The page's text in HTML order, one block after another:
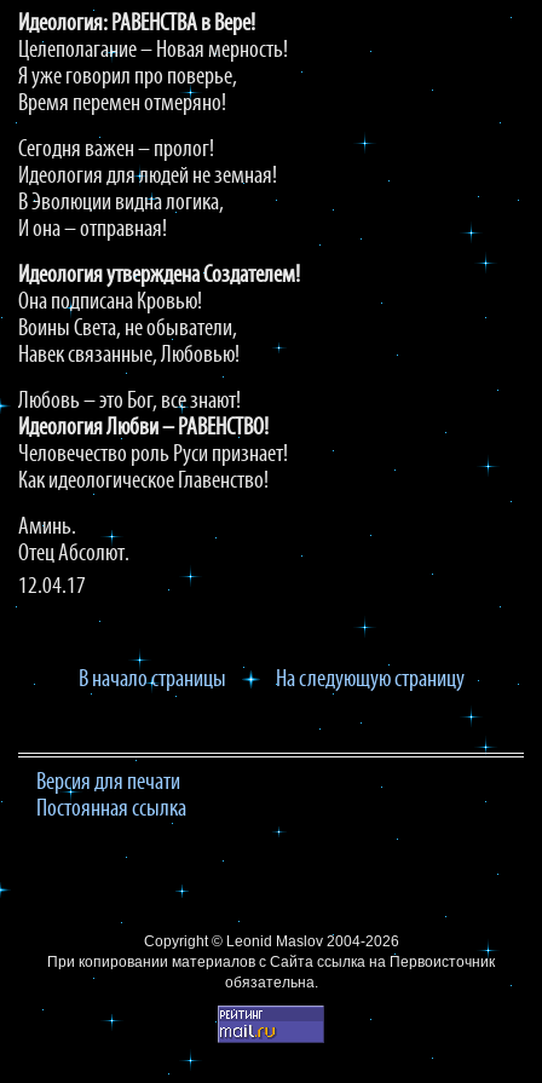
Идеология: РАВЕНСТВА в Вере!
Целеполагание – Новая мерность!
Я уже говорил про поверье,
Время перемен отмеряно!
Сегодня важен – пролог!
Идеология для людей не земная!
В Эволюции видна логика,
И она – отправная!
Идеология утверждена Создателем!
Она подписана Кровью!
Воины Света, не обыватели,
Навек связанные, Любовью!
Любовь – это Бог, все знают!
Идеология Любви – РАВЕНСТВО!
Человечество роль Руси признает!
Как идеологическое Главенство!
Аминь.
Отец Абсолют.
12.04.17
В начало страницы На следующую страницу
Версия для печати
Постоянная ссылка
Copyright © Leonid Maslov2004-2026
При копировании материалов с Сайта ссылка на Первоисточник
обязательна.